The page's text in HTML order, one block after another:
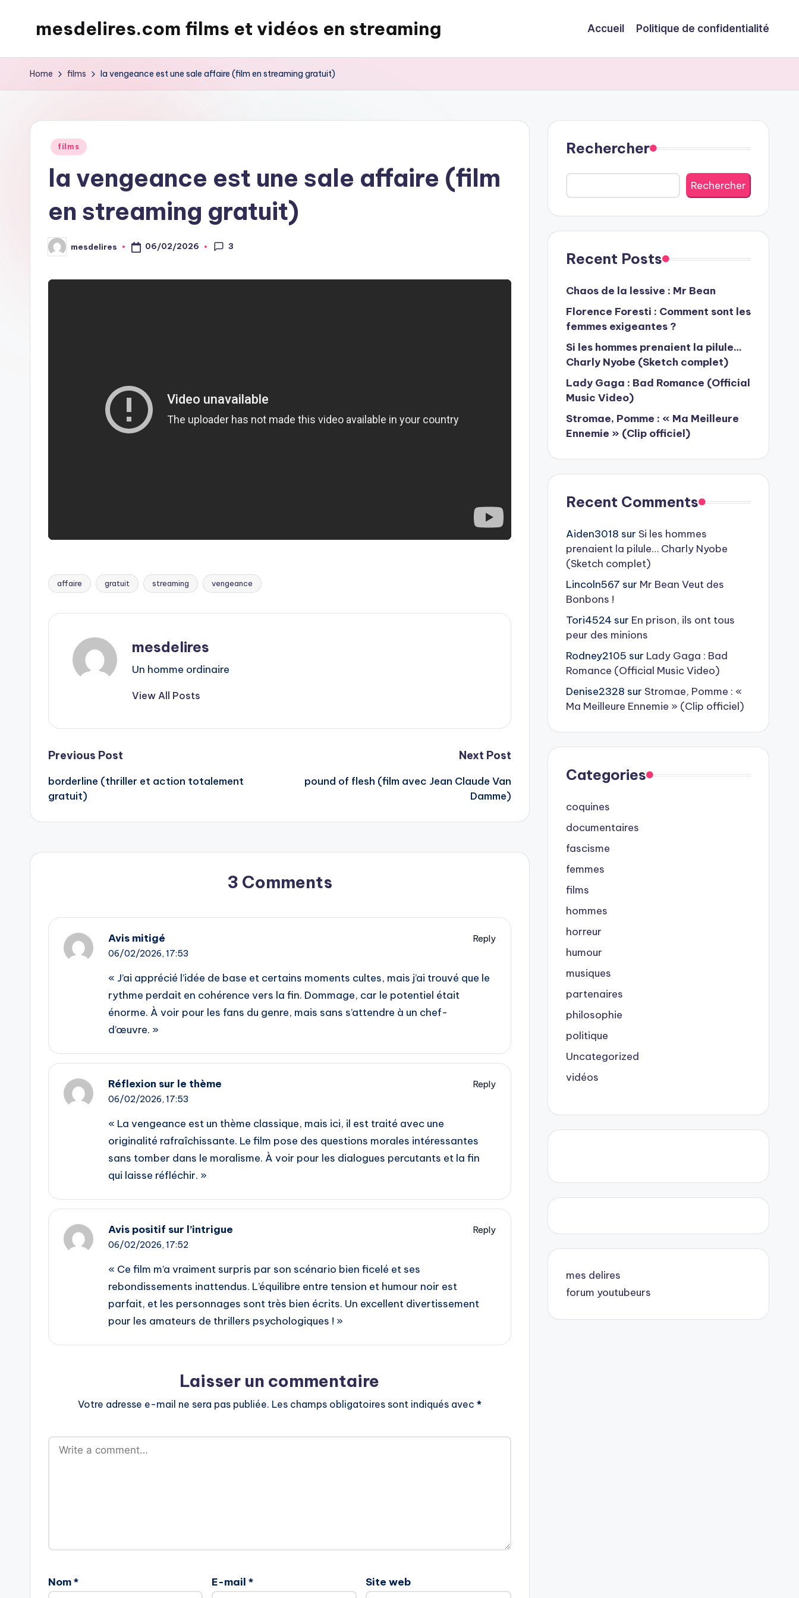
mesdelires.com films et vidéos en streaming
:
video
complet
français
Accueil Politique de confidentialité
Home films la vengeance est une sale affaire (film en streaming gratuit)
Posted
films
la vengeance est une sale affaire (film
en streaming gratuit)
Posted
by
mesdelires 06/02/2026 3
Tags:
affaire gratuit streaming vengeance
mesdelires
Un homme ordinaire
View All Posts
Post
navigation
Previous Post
borderline (thriller et action totalement
gratuit)
Next Post
pound of flesh (film avec Jean Claude Van
Damme)
3 Comments
Avis mitigé
Reply
06/02/2026, 17:53
« J’ai apprécié l’idée de base et certains moments cultes, mais j’ai trouvé que le
rythme perdait en cohérence vers la fin. Dommage, car le potentiel était
énorme. À voir pour les fans du genre, mais sans s’attendre à un chef-
d’œuvre. »
Réflexion sur le thème
Reply
06/02/2026, 17:53
« La vengeance est un thème classique, mais ici, il est traité avec une
originalité rafraîchissante. Le film pose des questions morales intéressantes
sans tomber dans le moralisme. À voir pour les dialogues percutants et la fin
qui laisse réfléchir. »
Avis positif sur l’intrigue
Reply
06/02/2026, 17:52
« Ce film m’a vraiment surpris par son scénario bien ficelé et ses
rebondissements inattendus. L’équilibre entre tension et humour noir est
parfait, et les personnages sont très bien écrits. Un excellent divertissement
pour les amateurs de thrillers psychologiques ! »
Laisser un commentaire
Votre adresse e-mail ne sera pas publiée. Les champs obligatoires sont indiqués avec *
Nom* E-mail * Site web
Rechercher
Rechercher
Recent Posts
Chaos de la lessive : Mr Bean
Florence Foresti : Comment sont les
femmes exigeantes ?
Si les hommes prenaient la pilule…
Charly Nyobe (Sketch complet)
Lady Gaga : Bad Romance (Official
Music Video)
Stromae, Pomme : « Ma Meilleure
Ennemie » (Clip officiel)
Recent Comments
Aiden3018 sur Si les hommes
prenaient la pilule… Charly Nyobe
(Sketch complet)
Lincoln567 sur Mr Bean Veut des
Bonbons !
Tori4524 sur En prison, ils ont tous
peur des minions
Rodney2105 sur Lady Gaga : Bad
Romance (Official Music Video)
Denise2328 sur Stromae, Pomme : «
Ma Meilleure Ennemie » (Clip officiel)
Categories
coquines
documentaires
fascisme
femmes
films
hommes
horreur
humour
musiques
partenaires
philosophie
politique
Uncategorized
vidéos
mes delires
forum youtubeurs